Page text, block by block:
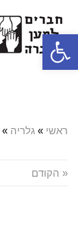
פתח סרגל נגישות
ראשי » גלריה »
« הקודם